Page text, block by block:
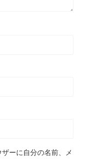
ーに自分の名前、メ